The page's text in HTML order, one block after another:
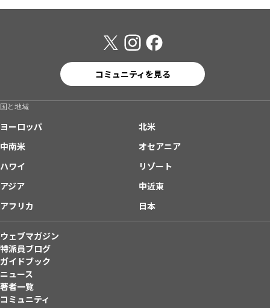
コミュニティを見る
国と地域
ヨーロッパ
北米
中南米
オセアニア
ハワイ
リゾート
アジア
中近東
アフリカ
日本
ウェブマガジン
特派員ブログ
ガイドブック
ニュース
著者一覧
コミュニティ